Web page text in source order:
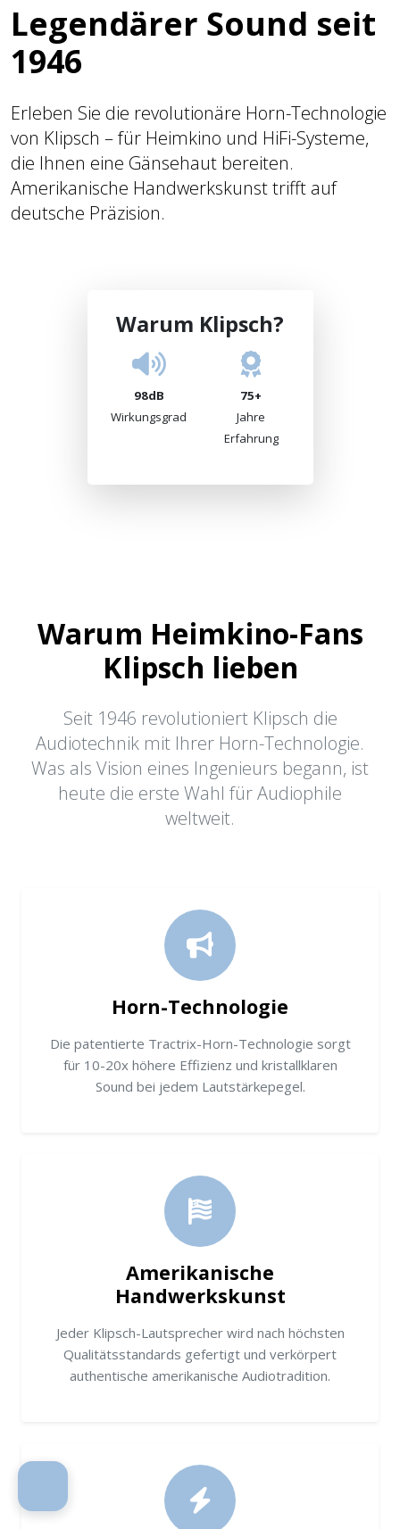
Legendärer Sound seit
1946
Erleben Sie die revolutionäre Horn-Technologie
von Klipsch – für Heimkino und HiFi-Systeme,
die Ihnen eine Gänsehaut bereiten.
Amerikanische Handwerkskunst trifft auf
deutsche Präzision.
Warum Klipsch?
98dB
Wirkungsgrad
75+
Jahre
Erfahrung
Warum Heimkino-Fans
Klipsch lieben
Seit 1946 revolutioniert Klipsch die
Audiotechnik mit Ihrer Horn-Technologie.
Was als Vision eines Ingenieurs begann, ist
heute die erste Wahl für Audiophile
weltweit.
Horn-Technologie
Die patentierte Tractrix-Horn-Technologie sorgt
für 10-20x höhere Effizienz und kristallklaren
Sound bei jedem Lautstärkepegel.
Amerikanische
Handwerkskunst
Jeder Klipsch-Lautsprecher wird nach höchsten
Qualitätsstandards gefertigt und verkörpert
authentische amerikanische Audiotradition.